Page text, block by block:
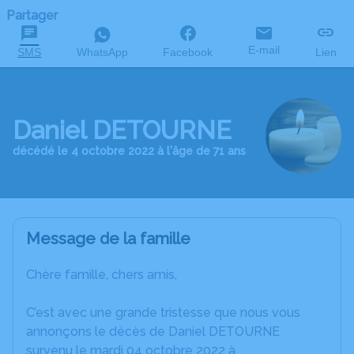
Partager
SMS WhatsApp Facebook E-mail Lien
Daniel DETOURNE
décédé le 4 octobre 2022 à l'âge de 71 ans
Message de la famille
Chère famille, chers amis,
C’est avec une grande tristesse que nous vous
annonçons le décès de Daniel DETOURNE
survenu le mardi 04 octobre 2022 à